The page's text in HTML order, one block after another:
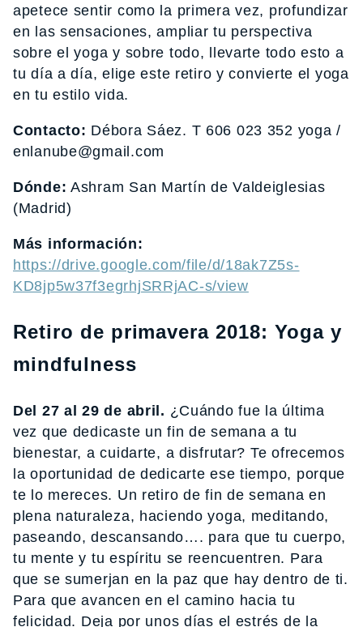
apetece sentir como la primera vez, profundizar
en las sensaciones, ampliar tu perspectiva
sobre el yoga y sobre todo, llevarte todo esto a
tu día a día, elige este retiro y convierte el yoga
en tu estilo vida.
Contacto: Débora Sáez. T 606 023 352 yoga /
enlanube@gmail.com
Dónde: Ashram San Martín de Valdeiglesias
(Madrid)
Más información:
https://drive.google.com/file/d/18ak7Z5s-
KD8jp5w37f3egrhjSRRjAC-s/view
Retiro de primavera 2018: Yoga y
mindfulness
Del 27 al 29 de abril. ¿Cuándo fue la última
vez que dedicaste un fin de semana a tu
bienestar, a cuidarte, a disfrutar? Te ofrecemos
la oportunidad de dedicarte ese tiempo, porque
te lo mereces. Un retiro de fin de semana en
plena naturaleza, haciendo yoga, meditando,
paseando, descansando…. para que tu cuerpo,
tu mente y tu espíritu se reencuentren. Para
que se sumerjan en la paz que hay dentro de ti.
Para que avancen en el camino hacia tu
felicidad. Deja por unos días el estrés de la